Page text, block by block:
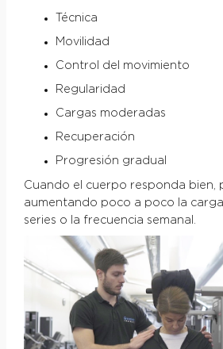
Técnica
Movilidad
Control del movimiento
Regularidad
Cargas moderadas
Recuperación
Progresión gradual
Cuando el cuerpo responda bien,
aumentando poco a poco la
series o la frecuencia semanal.